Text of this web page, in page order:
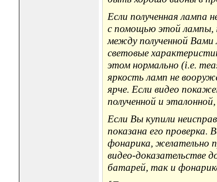
Если полученная лампа
с помощью этой лампы,
между полученной Вами
световые
этом нормально (i.e.
яркость ламп не
ярче. Если видео
полученной и
Если Вы купили
показана его
фонарика, желательно
видео-доказательстве
батарей, так и